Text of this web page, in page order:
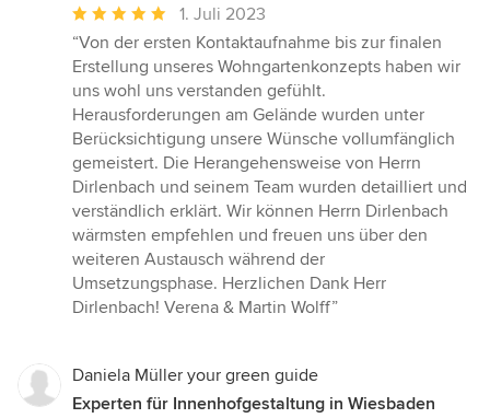
Durchschnittliche
Bewertung:
5
von
5
Sternen
1. Juli 2023
“Von der ersten Kontaktaufnahme bis zur finalen
Erstellung unseres Wohngartenkonzepts haben wir
uns wohl uns verstanden gefühlt.
Herausforderungen am Gelände wurden unter
Berücksichtigung unsere Wünsche vollumfänglich
gemeistert. Die Herangehensweise von Herrn
Dirlenbach und seinem Team wurden detailliert und
verständlich erklärt. Wir können Herrn Dirlenbach
wärmsten empfehlen und freuen uns über den
weiteren Austausch während der
Umsetzungsphase. Herzlichen Dank Herr
Dirlenbach! Verena & Martin Wolff”
Daniela Müller your green guide
Experten für Innenhofgestaltung in Wiesbaden